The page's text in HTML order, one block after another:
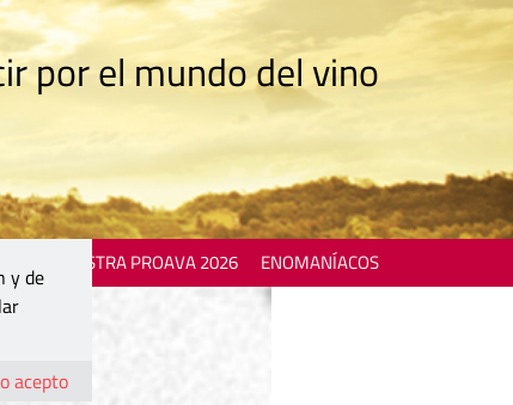
por el mundo del vino
MOSTRA PROAVA 2026 ENOMANÍACOS
y de
acepto